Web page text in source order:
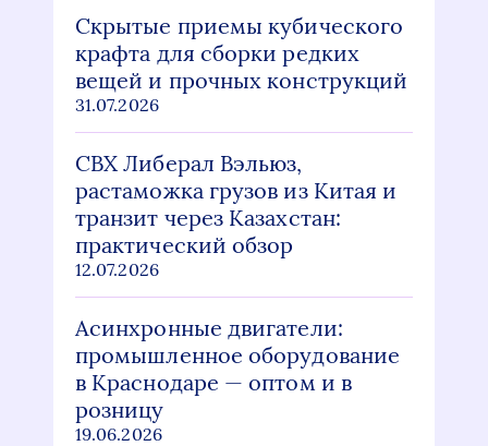
Скрытые приемы кубического
крафта для сборки редких
вещей и прочных конструкций
31.07.2026
СВХ Либерал Вэльюз,
растаможка грузов из Китая и
транзит через Казахстан:
практический обзор
12.07.2026
Асинхронные двигатели:
промышленное оборудование
в Краснодаре — оптом и в
розницу
19.06.2026